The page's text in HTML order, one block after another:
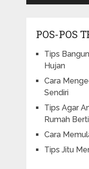
POS-POS
Tips
Hujan
Cara
Sendiri
Tips Agar
Rumah
Cara
Tips Jitu